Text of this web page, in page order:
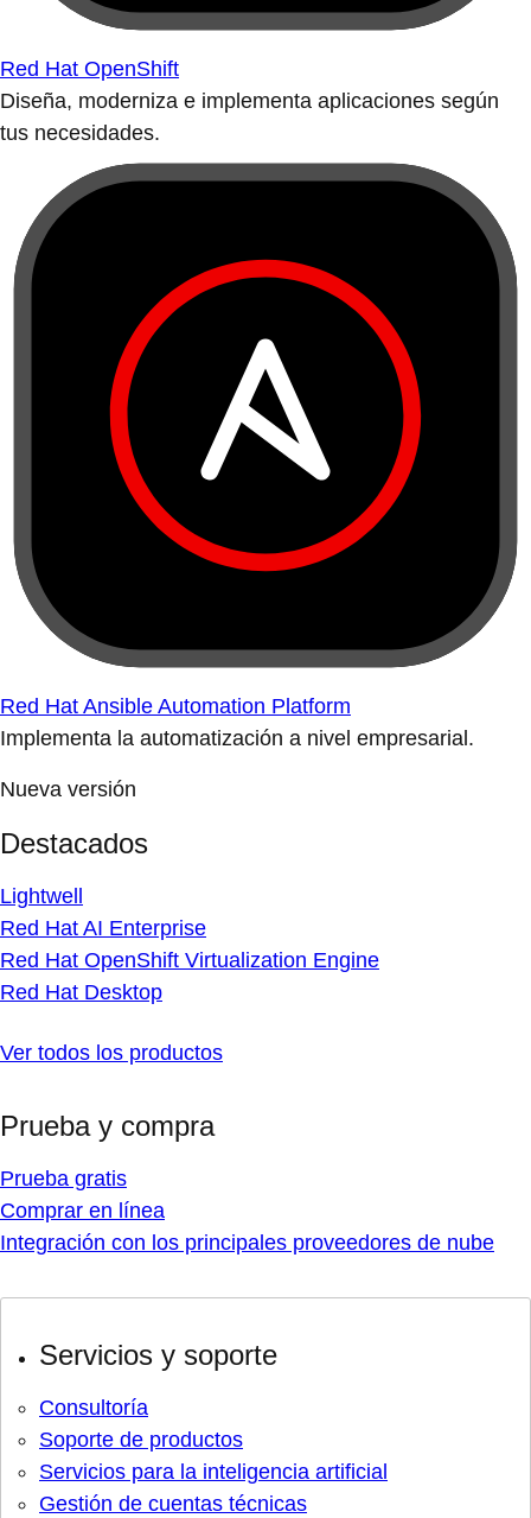
Red Hat OpenShift
Diseña, moderniza e implementa aplicaciones según
tus necesidades.
Red Hat Ansible Automation Platform
Implementa la automatización a nivel empresarial.
Nueva versión
Destacados
Lightwell
Red Hat AI Enterprise
Red Hat OpenShift Virtualization Engine
Red Hat Desktop
Ver todos los productos
Prueba y compra
Prueba gratis
Comprar en línea
Integración con los principales proveedores de nube
Servicios y soporte
Consultoría
Soporte de productos
Servicios para la inteligencia artificial
Gestión de cuentas técnicas